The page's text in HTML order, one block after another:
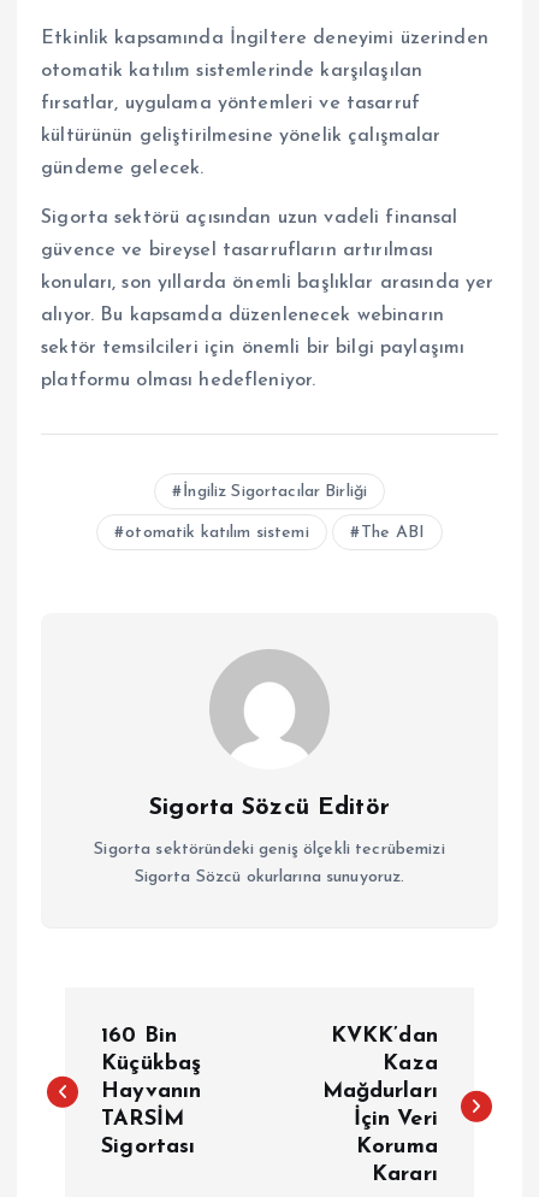
Etkinlik kapsamında İngiltere deneyimi üzerinden
otomatik katılım sistemlerinde karşılaşılan
fırsatlar, uygulama yöntemleri ve tasarruf
kültürünün geliştirilmesine yönelik çalışmalar
gündeme gelecek.
Sigorta sektörü açısından uzun vadeli finansal
güvence ve bireysel tasarrufların artırılması
konuları, son yıllarda önemli başlıklar arasında yer
alıyor. Bu kapsamda düzenlenecek webinarın
sektör temsilcileri için önemli bir bilgi paylaşımı
platformu olması hedefleniyor.
İngiliz Sigortacılar Birliği
otomatik katılım sistemi The ABI
Sigorta Sözcü Editör
Sigorta sektöründeki geniş ölçekli tecrübemizi
Sigorta Sözcü okurlarına sunuyoruz.
a
160 Bin
Küçükbaş
Hayvanın
TARSİM
Sigortası
KVKK’dan
Kaza
Mağdurları
İçin Veri
Koruma
Kararı